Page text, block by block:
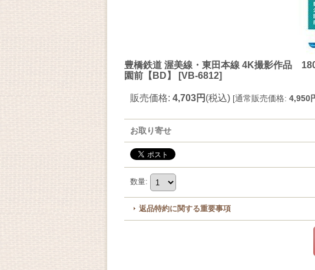
豊橋鉄道 渥美線・東田本線 4K撮影作品
園前【BD】
[VB-6812]
販売価格: 4,703円 (税込) [通常販売価格: 4,950
お取り寄せ
数量:
返品特約に関する重要事項